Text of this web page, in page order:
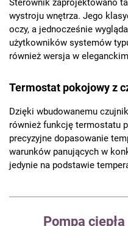
wystroju wnętrza. Jego
oczy, a jednocześnie
użytkowników systemów
również wersja w
Termostat pokojowy z
Dzięki wbudowanemu
również funkcję termostatu
precyzyjne dopasowanie
warunków panujących w
jedynie na podstawie
Pompa